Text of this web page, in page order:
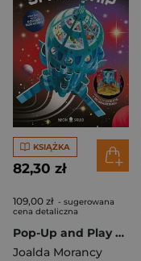
KSIĄŻKA
82,30 zł
109,00 zł - sugerowana
cena detaliczna
Pop-Up and Play Spaceship
Joalda Morancy